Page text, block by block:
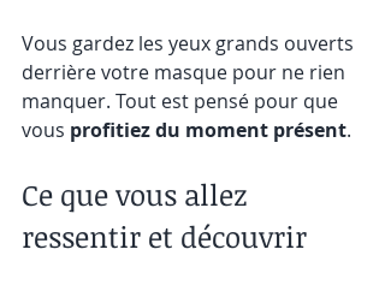
Vous gardez les yeux grands ouverts
derrière votre masque pour ne rien
manquer. Tout est pensé pour que
vous profitiez du moment présent.
Ce que vous allez
ressentir et découvrir